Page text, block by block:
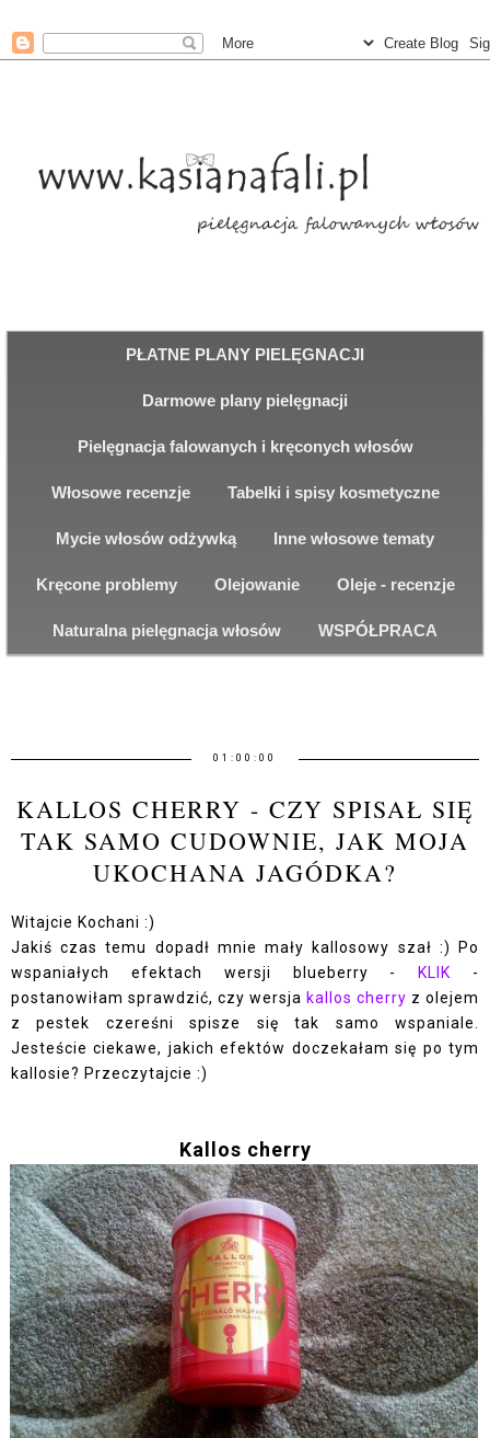
PŁATNE PLANY PIELĘGNACJI
Darmowe plany pielęgnacji
Pielęgnacja falowanych i kręconych włosów
Włosowe recenzje Tabelki i spisy kosmetyczne
Mycie włosów odżywką Inne włosowe tematy
Kręcone problemy Olejowanie Oleje - recenzje
Naturalna pielęgnacja włosów WSPÓŁPRACA
01:00:00
KALLOS CHERRY - CZY SPISAŁ SIĘ
TAK SAMO CUDOWNIE, JAK MOJA
UKOCHANA JAGÓDKA?
Witajcie Kochani :)
Jakiś czas temu dopadł mnie mały kallosowy szał :) Po
wspaniałych efektach wersji blueberry -KLIK -
postanowiłam sprawdzić, czy wersja kallos cherry z olejem
z pestek czereśni spisze się tak samo wspaniale.
Jesteście ciekawe, jakich efektów doczekałam się po tym
kallosie? Przeczytajcie :)
Kallos cherry